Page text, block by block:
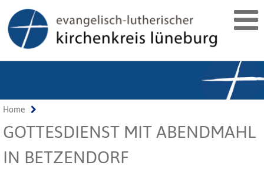
Home
GOTTESDIENST MIT ABENDMAHL
IN BETZENDORF